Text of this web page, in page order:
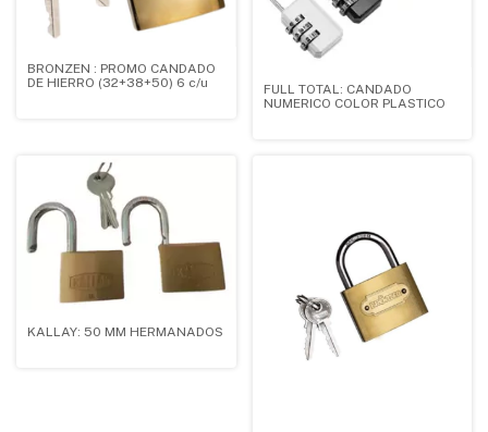
BRONZEN : PROMO CANDADO
DE HIERRO (32+38+50) 6 c/u
FULL TOTAL: CANDADO
NUMERICO COLOR PLASTICO
KALLAY: 50 MM HERMANADOS